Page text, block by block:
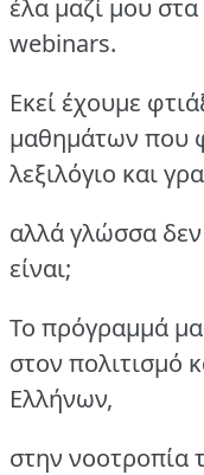
έλα μαζί μου
webinars.
Εκεί έχουμε
μαθημάτων που
λεξιλόγιο και
αλλά γλώσσα δεν
είναι;
Το πρόγραμμά
στον πολιτισμό
Ελλήνων,
στην νοοτροπία